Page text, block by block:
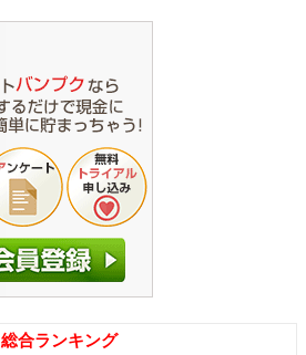
総合ランキング